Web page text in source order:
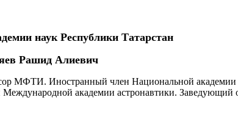
наук Республики Татарстан
Рашид Алиевич
МФТИ. Иностранный член Национальной
академии астронавтики. Заведующий